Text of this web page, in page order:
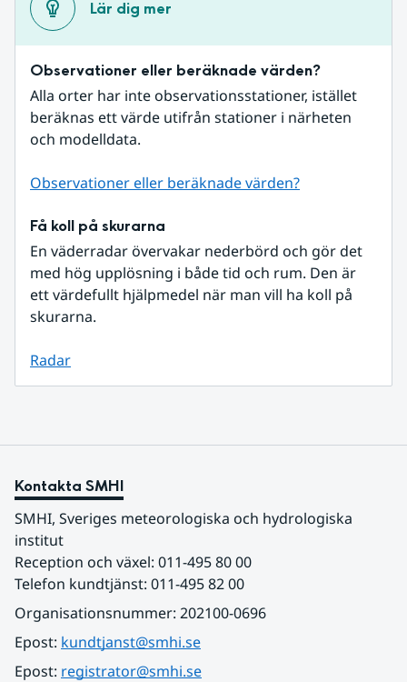
Lär dig mer
Observationer eller beräknade värden?
Alla orter har inte observationsstationer, istället
beräknas ett värde utifrån stationer i närheten
och modelldata.
Observationer eller beräknade värden?
Få koll på skurarna
En väderradar övervakar nederbörd och gör det
med hög upplösning i både tid och rum. Den är
ett värdefullt hjälpmedel när man vill ha koll på
skurarna.
Radar
Kontakta SMHI
SMHI, Sveriges meteorologiska och hydrologiska
institut
Reception och växel: 011-495 80 00
Telefon kundtjänst: 011-495 82 00
Organisationsnummer: 202100-0696
Epost: kundtjanst@smhi.se
Epost: registrator@smhi.se